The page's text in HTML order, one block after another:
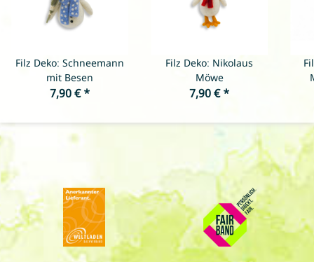
Filz Deko: Schneemann
mit Besen
7,90 €*
Filz Deko: Nikolaus
Möwe
7,90 €*